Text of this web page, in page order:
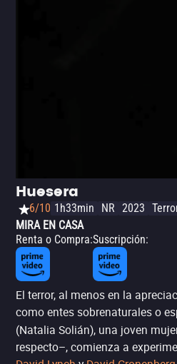
Huesera
6/10 1h33min NR 2023
MIRA EN CASA
Renta o Compra:Suscripción:
El terror, al menos en la
como entes sobrenaturales o
(Natalia Solián), una joven
respecto–, comienza a